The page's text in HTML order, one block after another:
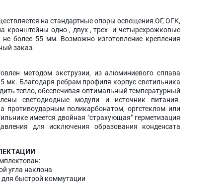
на стандартные опоры освещения ОГ, ОГК,
одно-, двух-, трех- и четырехрожковые
более 55 мм. Возможно изготовление крепления
заказ.
методом экструзии, из алюминиевого сплава
мк. Благодаря ребрам профиля корпус светильника
тепло, обеспечивая оптимальный температурный
светодиодные модули и источник питания.
противоударным поликарбонатом, оргстеклом или
имеется двойная "страхующая" герметизация
для исключения образования конденсата
угла наклона
быстрой коммутации